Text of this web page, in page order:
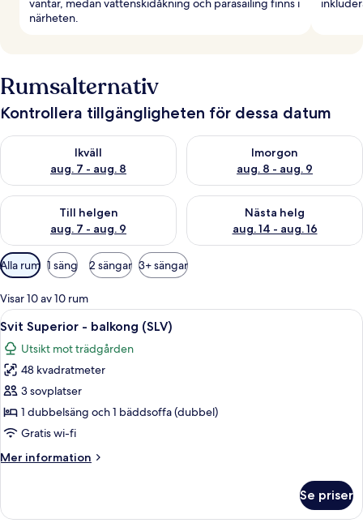
närheten.
Rumsalternativ
Kontrollera tillgängligheten för dessa datum
Ikväll
aug. 7 - aug. 8
Kontrollera tillgängligheten för ikväll aug. 7 - aug. 8
Imorgon
aug. 8 - aug. 9
Kontrollera tillgängligheten
Till helgen
aug. 7 - aug. 9
Kontrollera tillgängligheten för den här helgen aug. 7 - aug. 9
Nästa helg
aug. 14 - aug. 16
Kontrollera tillgängligheten
Tillgängliga
filter
för
rum
Alla rum 1 säng 2 sängar 3+ sängar
Visar 10 av 10 rum
Öppna
alla
foton
för
Svit
Superior
-
(SLV)
Ett hotellrum med en säng, ett
3
Svit Superior - balkong (SLV)
Utsikt mot trädgården
48 kvadratmeter
3 sovplatser
1 dubbelsäng och 1 bäddsoffa (dubbel)
Gratis wi-fi
Mer information
Mer
Superior
Se priser